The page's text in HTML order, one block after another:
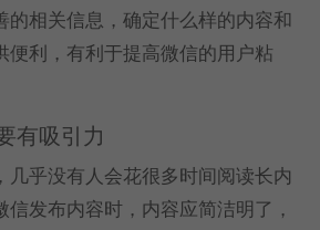
的相关信息，确定什么样的内容和
便利，有利于提高微信的用户粘
有吸引力
几乎没有人会花很多时间阅读长内
信发布内容时，内容应简洁明了，